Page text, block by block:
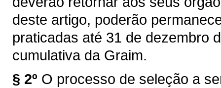
deste artigo, poderão
praticadas até 31 de dezembro
cumulativa da Graim.
§ 2º O processo de seleção a